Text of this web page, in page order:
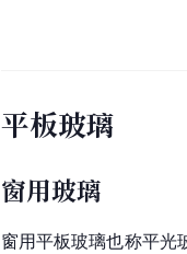
平板玻璃
窗用玻璃
窗用平板玻璃也称平光